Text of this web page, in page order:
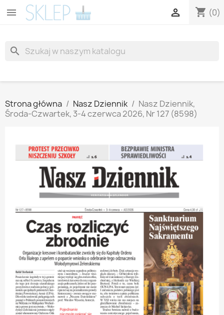
 shopping_cart (0)

search
Strona główna Nasz Dziennik
Nasz Dziennik,
Środa-Czwartek, 3-4 czerwca 2026, Nr 127 (8598)